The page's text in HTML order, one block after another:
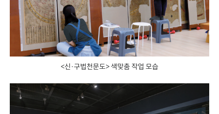
<신·구법천문도> 색맞춤 작업 모습